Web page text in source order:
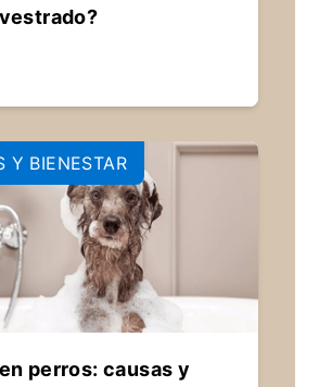
Y BIENESTAR
perros: causas y